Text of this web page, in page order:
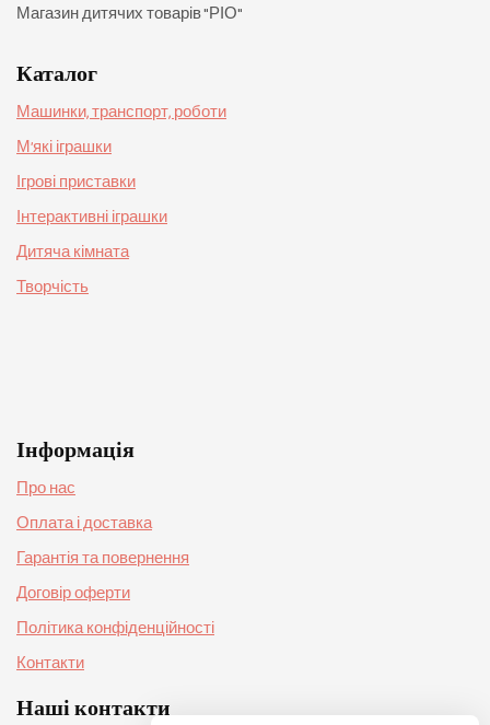
Магазин дитячих товарів "РІО"
Каталог
Машинки, транспорт, роботи
М’які іграшки
Ігрові приставки
Інтерактивні іграшки
Дитяча кімната
Творчість
Інформація
Про нас
Оплата і доставка
Гарантія та повернення
Договір оферти
Політика конфіденційності
Контакти
Наші контакти